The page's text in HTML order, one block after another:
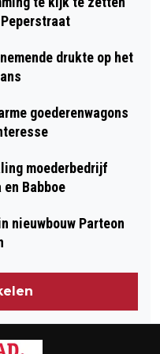
OF
drukte op het
goederenwagons
moederbedrijf
Babboe
nieuwbouw Parteon